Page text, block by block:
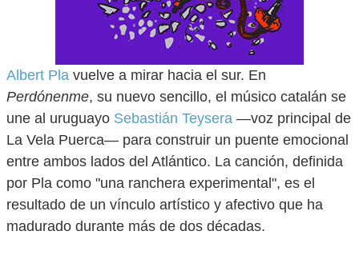
Albert Pla vuelve a mirar hacia el sur. En
Perdónenme, su nuevo sencillo, el músico catalán se
une al uruguayo Sebastián Teysera —voz principal de
La Vela Puerca— para construir un puente emocional
entre ambos lados del Atlántico. La canción, definida
por Pla como "una ranchera experimental", es el
resultado de un vínculo artístico y afectivo que ha
madurado durante más de dos décadas.